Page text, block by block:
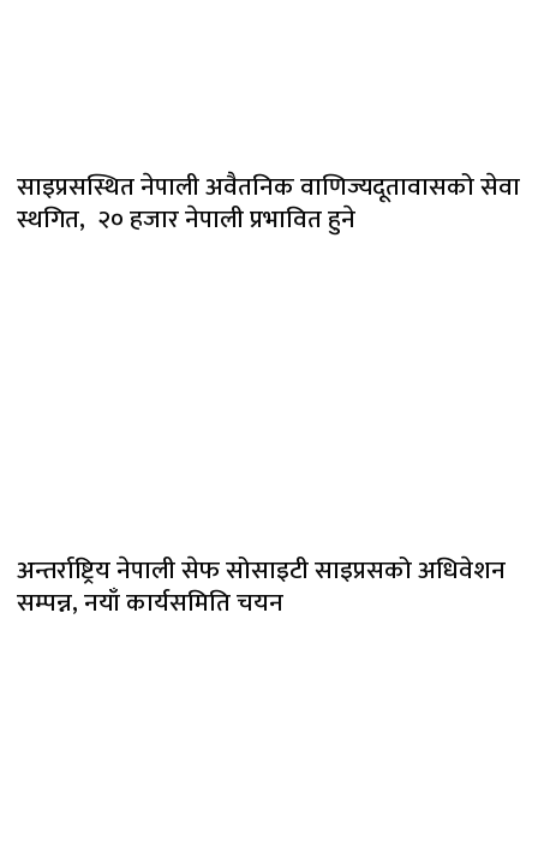
साइप्रसस्थित नेपाली अवैतनिक वाणिज्यदूतावासको सेवा
स्थगित, २० हजार नेपाली प्रभावित हुने
अन्तर्राष्ट्रिय नेपाली सेफ सोसाइटी साइप्रसको अधिवेशन
सम्पन्न, नयाँ कार्यसमिति चयन